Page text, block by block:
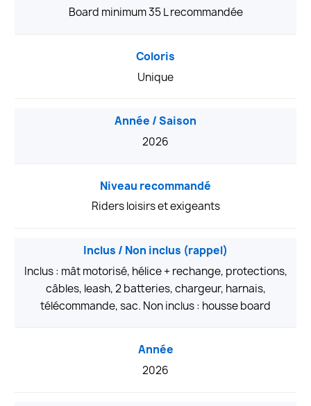
Board minimum 35 L recommandée
Coloris
Unique
Année / Saison
2026
Niveau recommandé
Riders loisirs et exigeants
Inclus / Non inclus (rappel)
Inclus : mât motorisé, hélice + rechange, protections,
câbles, leash, 2 batteries, chargeur, harnais,
télécommande, sac. Non inclus : housse board
Année
2026